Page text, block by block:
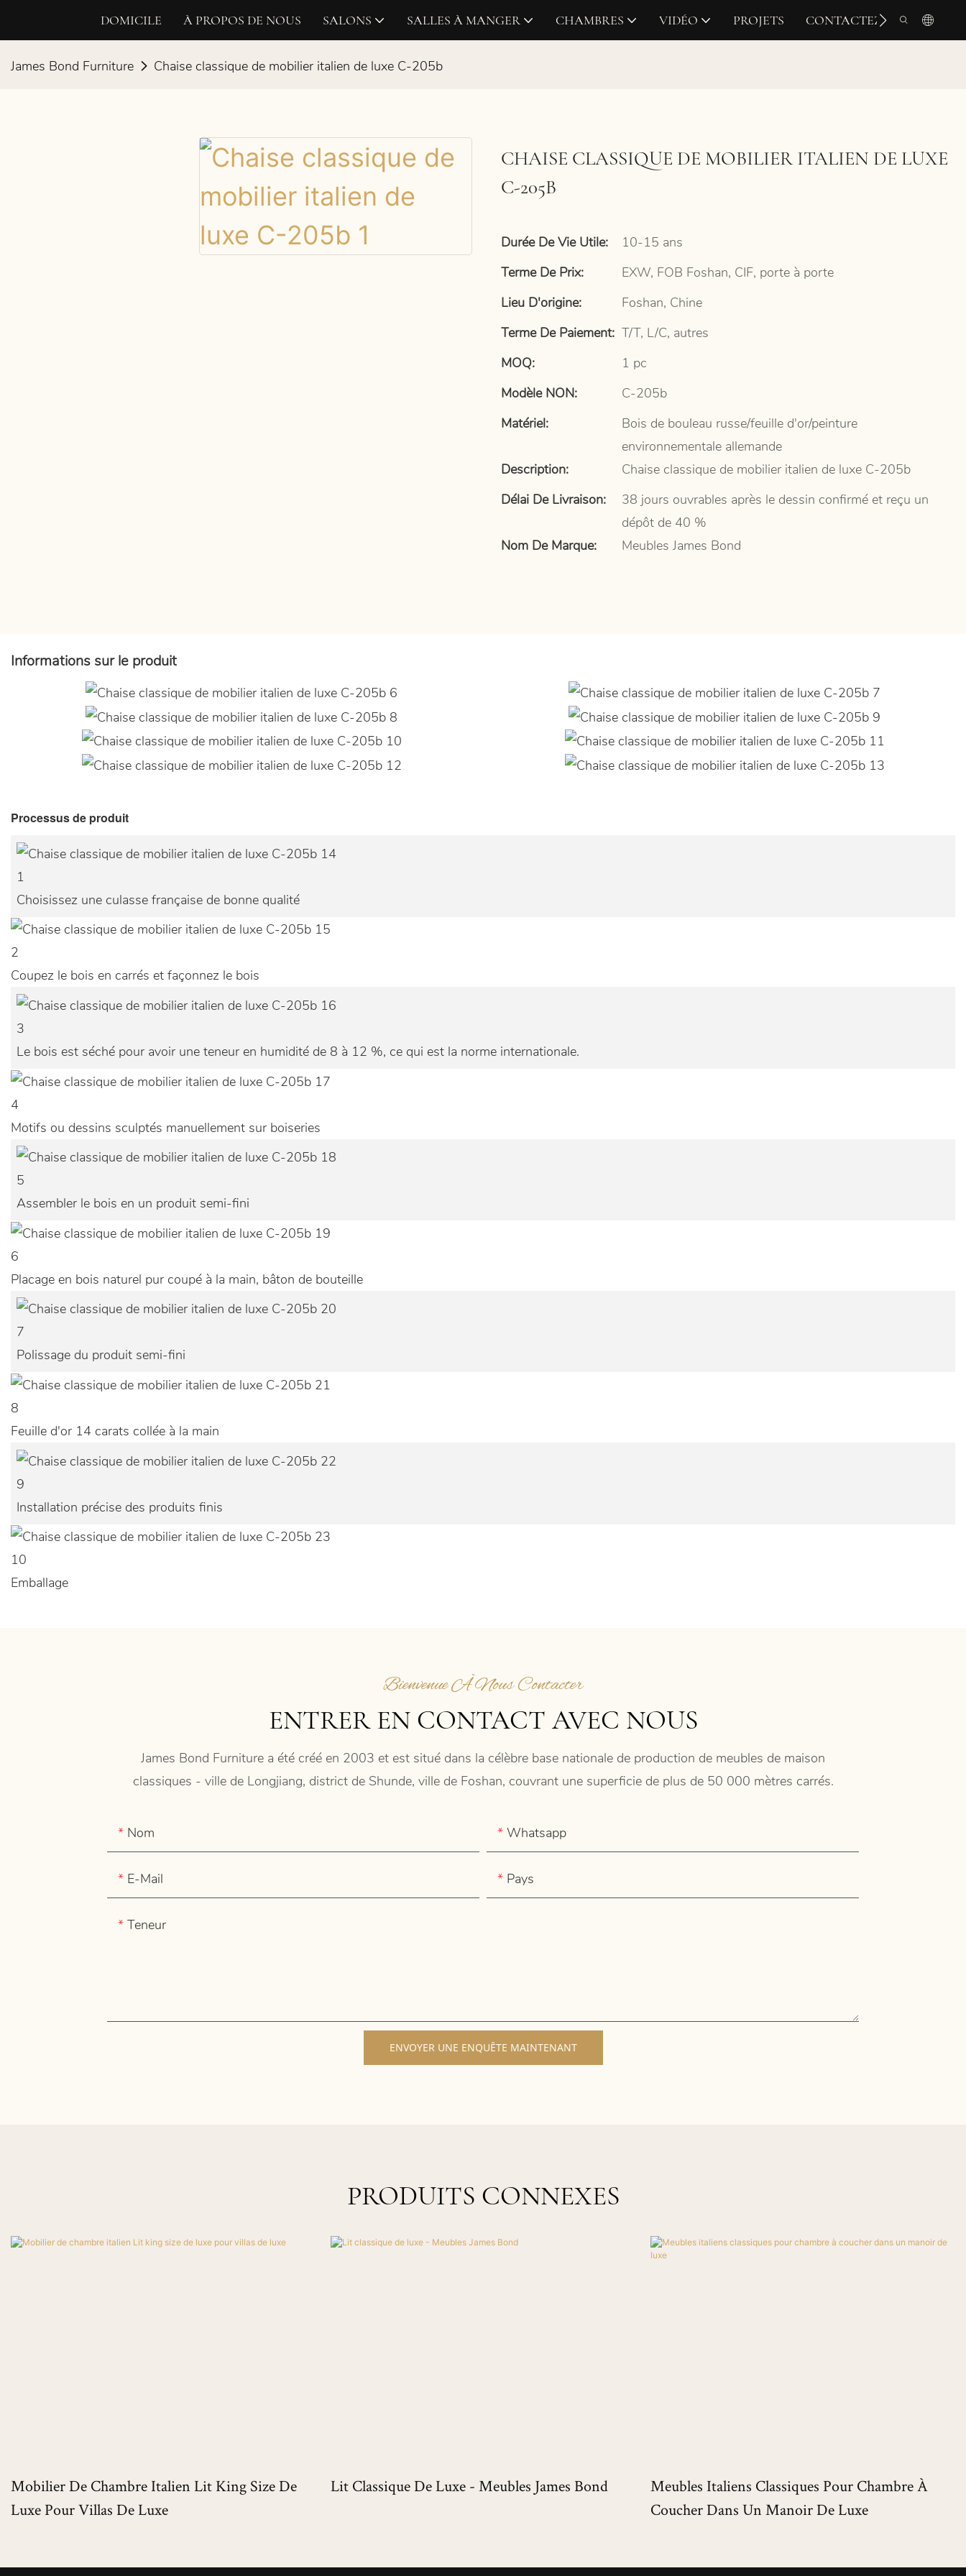
DOMICILE À PROPOS DE NOUS SALONS SALLES À MANGER CHAMBRES VIDÉO PROJETS CONTACTEZ-NOUS
James Bond Furniture Chaise classique de mobilier italien de luxe C-205b
CHAISE CLASSIQUE DE MOBILIER ITALIEN DE LUXE
C-205B
Durée De Vie Utile:
10-15 ans
Terme De Prix:
EXW, FOB Foshan, CIF, porte à porte
Lieu D'origine:
Foshan, Chine
Terme De Paiement: T/T, L/C, autres
MOQ:
1 pc
Modèle NON:
C-205b
Matériel:
Bois de bouleau russe/feuille d'or/peinture
environnementale allemande
Description:
Chaise classique de mobilier italien de luxe C-205b
Délai De Livraison:
38 jours ouvrables après le dessin confirmé et reçu un
dépôt de 40 %
Nom De Marque:
Meubles James Bond
Informations sur le produit
Processus de produit
1
Choisissez une culasse française de bonne qualité
2
Coupez le bois en carrés et façonnez le bois
3
Le bois est séché pour avoir une teneur en humidité de 8 à 12 %, ce qui est la norme internationale.
4
Motifs ou dessins sculptés manuellement sur boiseries
5
Assembler le bois en un produit semi-fini
6
Placage en bois naturel pur coupé à la main, bâton de bouteille
7
Polissage du produit semi-fini
8
Feuille d'or 14 carats collée à la main
9
Installation précise des produits finis
10
Emballage
Bienvenue À Nous Contacter
ENTRER EN CONTACT AVEC NOUS
James Bond Furniture a été créé en 2003 et est situé dans la célèbre base nationale de production de meubles de maison
classiques - ville de Longjiang, district de Shunde, ville de Foshan, couvrant une superficie de plus de 50 000 mètres carrés.
Nom Whatsapp
E-Mail Pays
Teneur
ENVOYER UNE ENQUÊTE MAINTENANT
PRODUITS CONNEXES
Mobilier De Chambre Italien Lit King Size De
Luxe Pour Villas De Luxe
Lit Classique De Luxe - Meubles James Bond
Meubles Italiens Classiques Pour Chambre À
Coucher Dans Un Manoir De Luxe